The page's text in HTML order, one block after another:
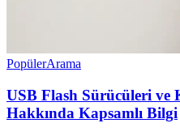
PopülerArama
USB Flash Sürücüleri ve
Hakkında Kapsamlı Bilgi